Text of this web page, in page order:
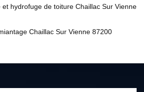
et hydrofuge de toiture Chaillac Sur Vienne
Chaillac Sur Vienne 87200